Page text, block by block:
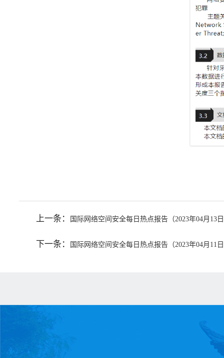
上一条： 国际网络空间安全每日热点报告（2023年04月13
下一条： 国际网络空间安全每日热点报告（2023年04月11